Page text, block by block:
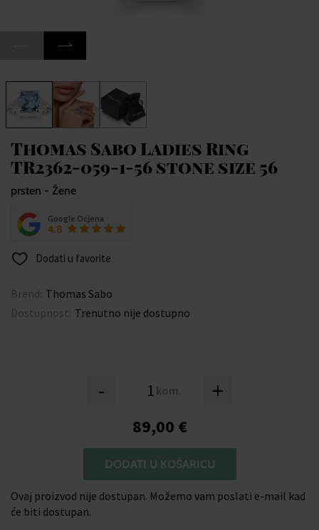
Thomas Sabo Ladies Ring
TR2362-059-1-56 stone size 56
prsten - Žene
Google Ocjena
4.8
Dodati u favorite
Brend: Thomas Sabo
Dostupnost: Trenutno nije dostupno
- kom. +
89,00 €
DODATI U KOŠARICU
Ovaj proizvod nije dostupan. Možemo vam poslati e-mail kad
će biti dostupan.